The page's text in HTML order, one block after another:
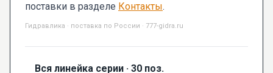
поставки в разделе Контакты.
Гидравлика · поставка по России · 777-gidra.ru
Вся линейка серии · 30 поз.